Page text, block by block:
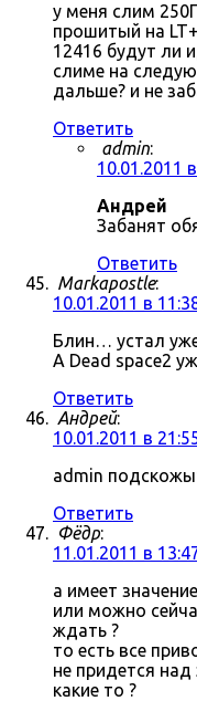
у меня слим
прошитый на
12416 будут ли
слиме на
дальше? и не
Ответить
admin:
10.01.2011
Андрей
Забанят
Ответить
Markapostle:
10.01.2011 в
Блин… устал
А Dead space2
Ответить
Андрей:
10.01.2011 в
admin
Ответить
Фёдр:
11.01.2011 в
а имеет
или можно
ждать ?
то есть все
не придется
какие то ?